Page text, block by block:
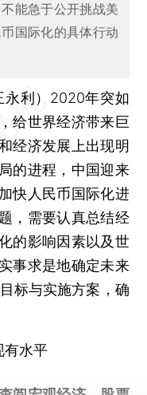
能急于公开挑战美
国际化的具体行动
利） 2020年突如
给世界经济带来巨
经济发展上出现明
的进程，中国迎来
快人民币国际化进
，需要认真总结经
的影响因素以及世
事求是地确定未来
标与实施方案，确
有水平